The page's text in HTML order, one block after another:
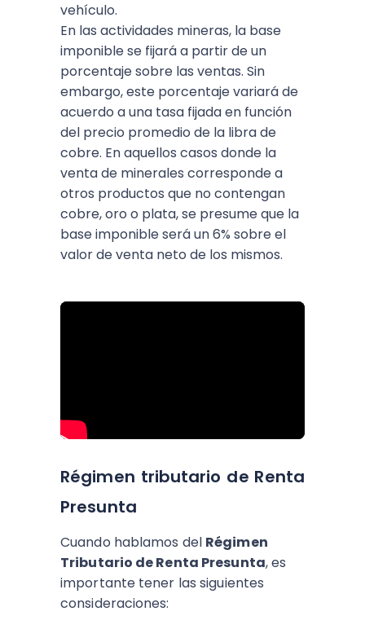
vehículo.
En las actividades mineras, la base
imponible se fijará a partir de un
porcentaje sobre las ventas. Sin
embargo, este porcentaje variará de
acuerdo a una tasa fijada en función
del precio promedio de la libra de
cobre. En aquellos casos donde la
venta de minerales corresponde a
otros productos que no contengan
cobre, oro o plata, se presume que la
base imponible será un 6% sobre el
valor de venta neto de los mismos.
Régimen tributario de Renta
Presunta
Cuando hablamos del Régimen
Tributario de Renta Presunta, es
importante tener las siguientes
consideraciones: